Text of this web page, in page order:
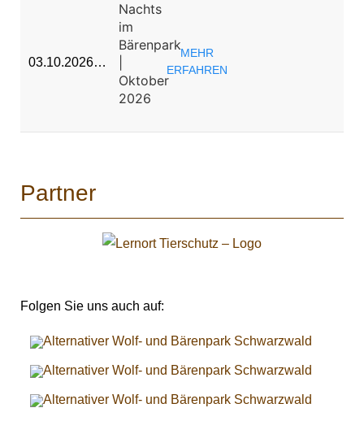
03.10.2026…
Nachts
im
Bärenpark
Oktober
2026
MEHR
ERFAHREN
Partner
Folgen Sie uns auch auf: